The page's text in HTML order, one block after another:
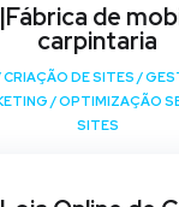
SITES
de
carpintaria
CRIAÇÃO DE SITES /
/OPTIMIZAÇÃO
SITES